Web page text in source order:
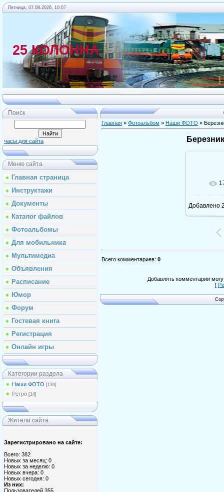
Пятница, 07.08.2026, 10:07
25 КОЛОННА
Поиск
часы для сайта
Меню сайта
Главная страница
Инструктажи
Документы
Каталог файлов
Фотоальбомы
Для мобильника
Мультимедиа
Объявления
Расписание
Юмор
Форум
Гостевая книга
Регистрация
Онлайн игры
Категории раздела
Наши ФОТО [139]
Ретро [14]
Жители сайта
Зарегистрировано на сайте:
Всего: 382
Новых за месяц: 0
Новых за неделю: 0
Новых вчера: 0
Новых сегодня: 0
Из них:
Пользователей 355
Главная » Фотоальбом » Наши ФОТО »
Добавлено
Всего комментариев: 0
Добавлять комментарии
[